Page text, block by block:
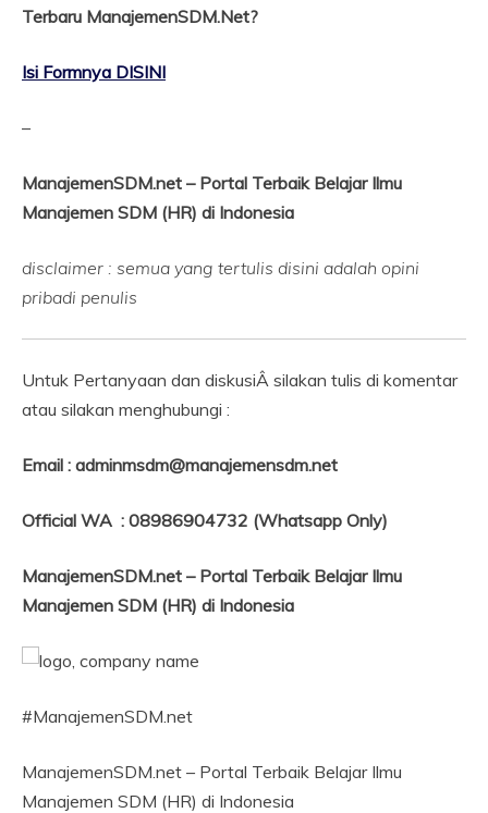
Terbaru ManajemenSDM.Net?
Isi Formnya DISINI
–
ManajemenSDM.net – Portal Terbaik Belajar Ilmu
Manajemen SDM (HR) di Indonesia
disclaimer : semua yang tertulis disini adalah opini
pribadi penulis
Untuk Pertanyaan dan diskusiÂ silakan tulis di komentar
atau silakan menghubungi :
Email : adminmsdm@manajemensdm.net
Official WA : 08986904732 (Whatsapp Only)
ManajemenSDM.net – Portal Terbaik Belajar Ilmu
Manajemen SDM (HR) di Indonesia
#ManajemenSDM.net
ManajemenSDM.net – Portal Terbaik Belajar Ilmu
Manajemen SDM (HR) di Indonesia